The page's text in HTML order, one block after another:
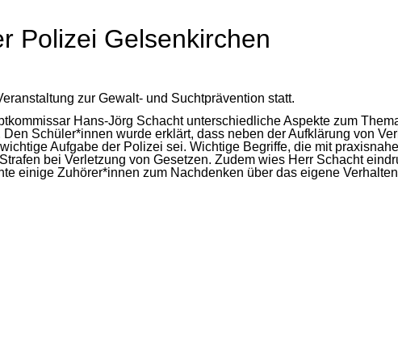
Polizei Gelsenkirchen
zur Gewalt- und Suchtprävention statt.
Hans-Jörg Schacht unterschiedliche Aspekte zum
Schüler*innen wurde erklärt, dass neben der Aufklärung von
Aufgabe der Polizei sei. Wichtige Begriffe, die mit
bei Verletzung von Gesetzen. Zudem wies Herr Schacht
einige Zuhörer*innen zum Nachdenken über das eigene